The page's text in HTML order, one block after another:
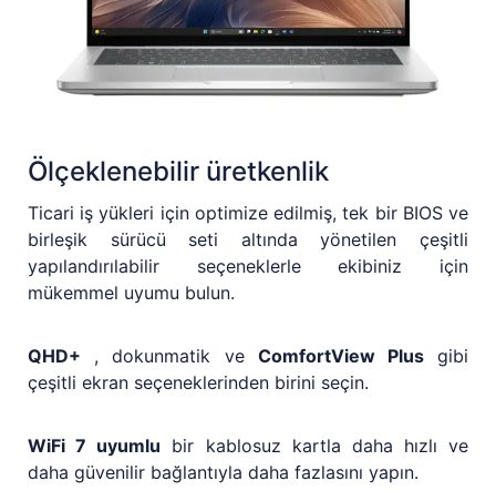
Ölçeklenebilir üretkenlik
Ticari iş yükleri için optimize edilmiş, tek bir BIOS ve
birleşik sürücü seti altında yönetilen çeşitli
yapılandırılabilir seçeneklerle ekibiniz için
mükemmel uyumu bulun.
QHD+ , dokunmatik ve ComfortView Plusgibi
çeşitli ekran seçeneklerinden birini seçin.
WiFi 7 uyumlu bir kablosuz kartla daha hızlı ve
daha güvenilir bağlantıyla daha fazlasını yapın.